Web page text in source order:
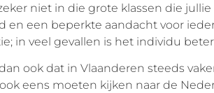
niet in die grote klassen die
en een beperkte aandacht voor
in veel gevallen is het individu beter
ook dat in Vlaanderen steeds
eens moeten kijken naar de